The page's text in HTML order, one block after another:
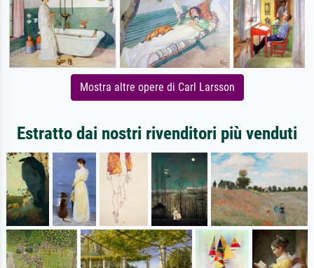
Mostra altre opere di Carl Larsson
Estratto dai nostri rivenditori più venduti